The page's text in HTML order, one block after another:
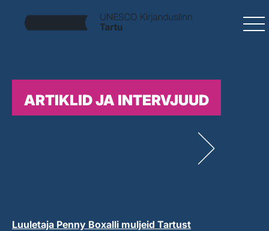
ARTIKLID JA INTERVJUUD
Luuletaja Penny Boxalli muljeid Tartust